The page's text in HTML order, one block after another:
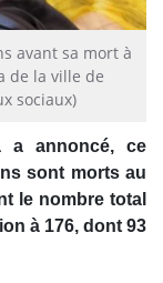
avant sa mort à
de la ville de
sociaux)
a annoncé, ce
sont morts au
le nombre total
à 176, dont 93